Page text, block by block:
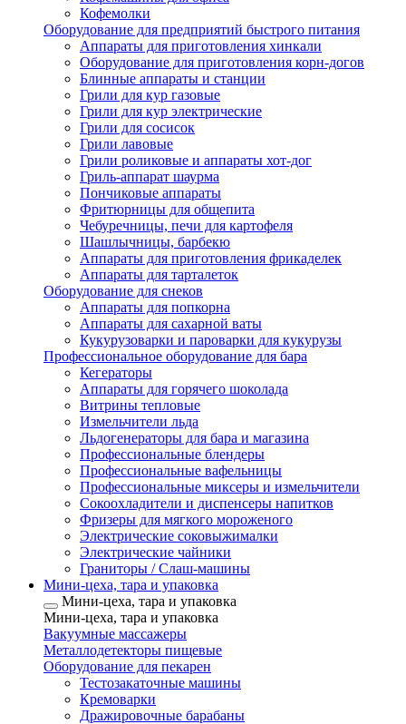
Кофемолки
Оборудование для предприятий быстрого питания
Аппараты для приготовления хинкали
Оборудование для приготовления корн-догов
Блинные аппараты и станции
Грили для кур газовые
Грили для кур электрические
Грили для сосисок
Грили лавовые
Грили роликовые и аппараты хот-дог
Гриль-аппарат шаурма
Пончиковые аппараты
Фритюрницы для общепита
Чебуречницы, печи для картофеля
Шашлычницы, барбекю
Аппараты для приготовления фрикаделек
Аппараты для тарталеток
Оборудование для снеков
Аппараты для попкорна
Аппараты для сахарной ваты
Кукурузоварки и пароварки для кукурузы
Профессиональное оборудование для бара
Кегераторы
Аппараты для горячего шоколада
Витрины тепловые
Измельчители льда
Льдогенераторы для бара и магазина
Профессиональные блендеры
Профессиональные вафельницы
Профессиональные миксеры и измельчители
Сокоохладители и диспенсеры напитков
Фризеры для мягкого мороженого
Электрические соковыжималки
Электрические чайники
Граниторы / Слаш-машины
Мини-цеха, тара и упаковка
Мини-цеха, тара и упаковка
Мини-цеха, тара и упаковка
Вакуумные массажеры
Металлодетекторы пищевые
Оборудование для пекарен
Тестозакаточные машины
Кремоварки
Дражировочные барабаны